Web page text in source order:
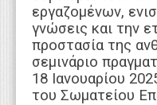
εργαζομένων,
γνώσεις και την
προστασία της
σεμινάριο
18 Ιανουαρίου
του Σωματείου